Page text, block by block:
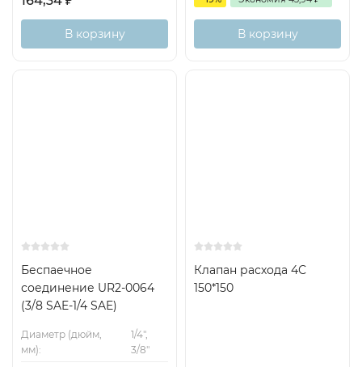
В корзину В корзину
Беспаечное
соединение UR2-0064
(3/8 SAE-1/4 SAE)
Диаметр (дюйм,
мм):
1/4",
3/8"
Клапан расхода 4С
150*150